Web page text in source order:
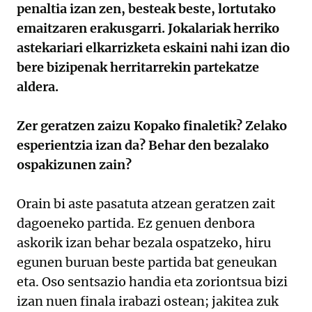
penaltia izan zen, besteak beste, lortutako
emaitzaren erakusgarri. Jokalariak herriko
astekariari elkarrizketa eskaini nahi izan dio
bere bizipenak herritarrekin partekatze
aldera.
Zer geratzen zaizu Kopako finaletik? Zelako
esperientzia izan da? Behar den bezalako
ospakizunen zain?
Orain bi aste pasatuta atzean geratzen zait
dagoeneko partida. Ez genuen denbora
askorik izan behar bezala ospatzeko, hiru
egunen buruan beste partida bat geneukan
eta. Oso sentsazio handia eta zoriontsua bizi
izan nuen finala irabazi ostean; jakitea zuk